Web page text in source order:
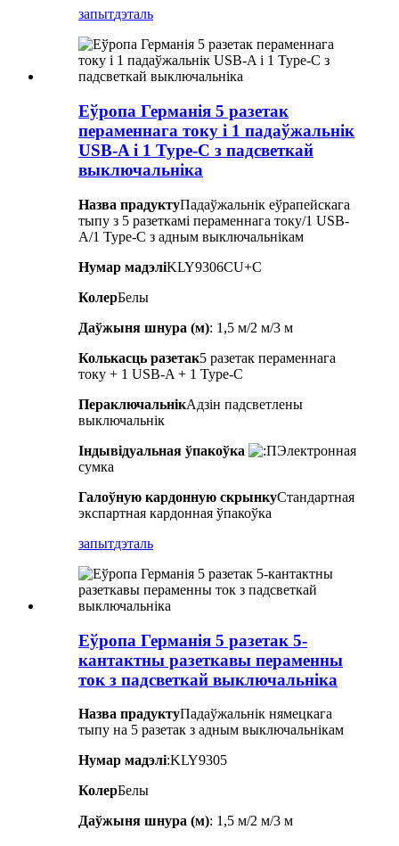
запытдэталь
Еўропа Германія 5 разетак
пераменнага току і 1 падаўжальнік
USB-A і 1 Type-C з падсветкай
выключальніка
Назва прадуктуПадаўжальнік еўрапейскага
тыпу з 5 разеткамі пераменнага току/1 USB-
A/1 Type-C з адным выключальнікам
Нумар мадэліKLY9306CU+C
КолерБелы
Даўжыня шнура (м): 1,5 м/2 м/3 м
Колькасць разетак5 разетак пераменнага
току + 1 USB-A + 1 Type-C
ПераключальнікАдзін падсветлены
выключальнік
Індывідуальная ўпакоўка
Электронная
сумка
Галоўную кардонную скрынкуСтандартная
экспартная кардонная ўпакоўка
запытдэталь
Еўропа Германія 5 разетак 5-
кантактны разеткавы пераменны
ток з падсветкай выключальніка
Назва прадуктуПадаўжальнік нямецкага
тыпу на 5 разетак з адным выключальнікам
Нумар мадэлі:KLY9305
КолерБелы
Даўжыня шнура (м): 1,5 м/2 м/3 м